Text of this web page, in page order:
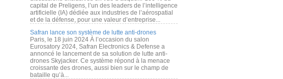
capital de Preligens, l’un des leaders de l’intelligence
artificielle (IA) dédiée aux industries de l’aérospatial
et de la défense, pour une valeur d’entreprise...
Safran lance son système de lutte anti-drones
Paris, le 18 juin 2024 À l’occasion du salon
Eurosatory 2024, Safran Electronics & Defense a
annoncé le lancement de sa solution de lutte anti-
drones Skyjacker. Ce système répond à la menace
croissante des drones, aussi bien sur le champ de
bataille qu’à...